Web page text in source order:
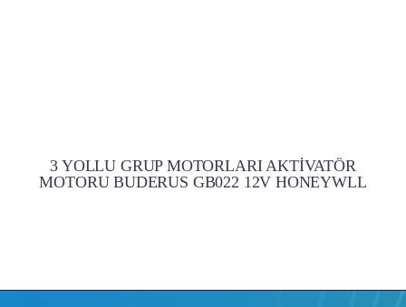
3 YOLLU GRUP MOTORLARI AKTİVATÖR
MOTORU BUDERUS GB022 12V HONEYWLL